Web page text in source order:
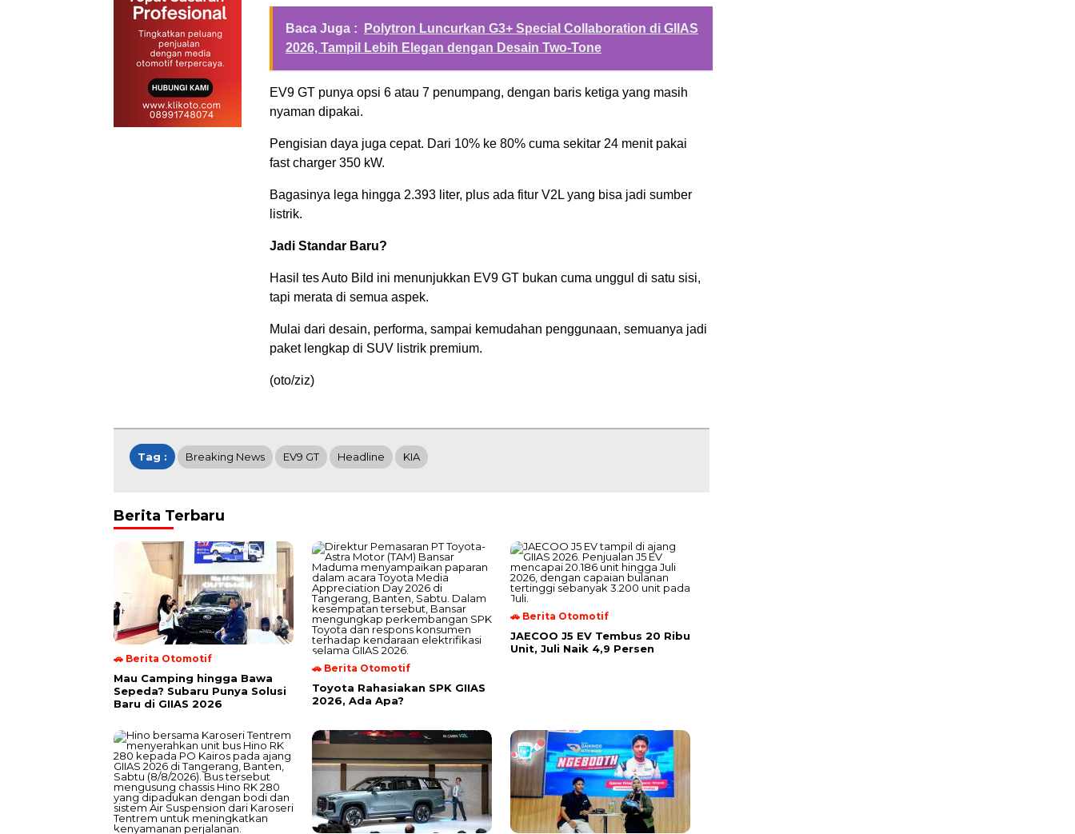
Baca Juga :
Polytron Luncurkan G3+ Special Collaboration di GIIAS
2026, Tampil Lebih Elegan dengan Desain Two-Tone
EV9 GT punya opsi 6 atau 7 penumpang, dengan baris ketiga yang masih
nyaman dipakai.
Pengisian daya juga cepat. Dari 10% ke 80% cuma sekitar 24 menit pakai
fast charger 350 kW.
Bagasinya lega hingga 2.393 liter, plus ada fitur V2L yang bisa jadi sumber
listrik.
Jadi Standar Baru?
Hasil tes Auto Bild ini menunjukkan EV9 GT bukan cuma unggul di satu sisi,
tapi merata di semua aspek.
Mulai dari desain, performa, sampai kemudahan penggunaan, semuanya jadi
paket lengkap di SUV listrik premium.
(oto/ziz)
Tag : Breaking News EV9 GT Headline KIA
Berita Terbaru
🚗 Berita Otomotif
Mau Camping hingga Bawa
Sepeda? Subaru Punya Solusi
Baru di GIIAS 2026
🚗 Berita Otomotif
Toyota Rahasiakan SPK GIIAS
2026, Ada Apa?
🚗 Berita Otomotif
JAECOO J5 EV Tembus 20 Ribu
Unit, Juli Naik 4,9 Persen